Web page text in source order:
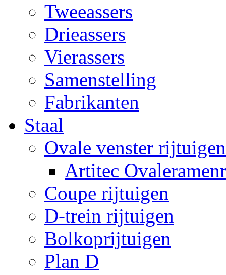
Tweeassers
Drieassers
Vierassers
Samenstelling
Fabrikanten
Staal
Ovale venster rijtuigen
Artitec
Coupe rijtuigen
D-trein rijtuigen
Bolkoprijtuigen
Plan D